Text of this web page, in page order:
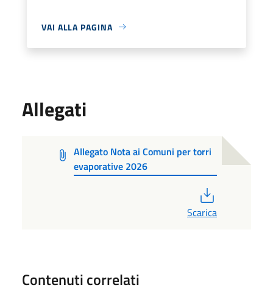
VAI ALLA PAGINA
Allegati
Allegato Nota ai Comuni per torri
evaporative 2026
Scarica
Contenuti correlati